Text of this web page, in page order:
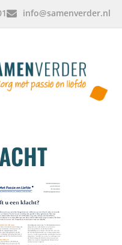
info@samenverder.nl